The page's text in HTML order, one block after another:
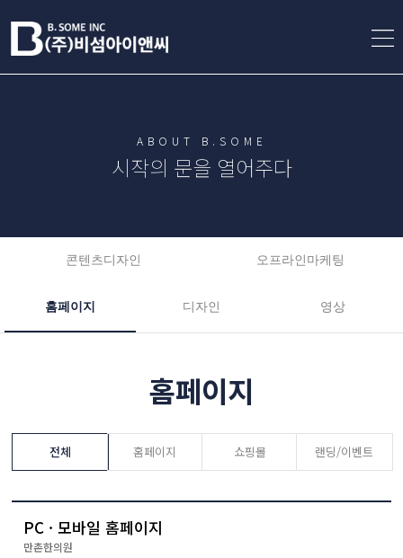
ABOUT B.SOME
시작의 문을 열어주다
콘텐츠디자인 오프라인마케팅
홈페이지 디자인 영상
홈페이지
전체 홈페이지 쇼핑몰 랜딩/이벤트
PC · 모바일 홈페이지
만촌한의원